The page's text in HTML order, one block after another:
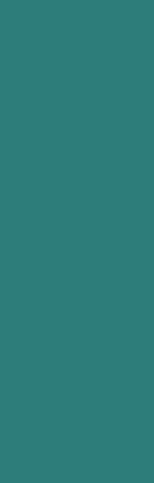
Spécialiste
d'expérience
complexes
les outils de
l'efficacité de
aux
Exemples
Soulignez vos
Objectif :
pourrai
croissance de